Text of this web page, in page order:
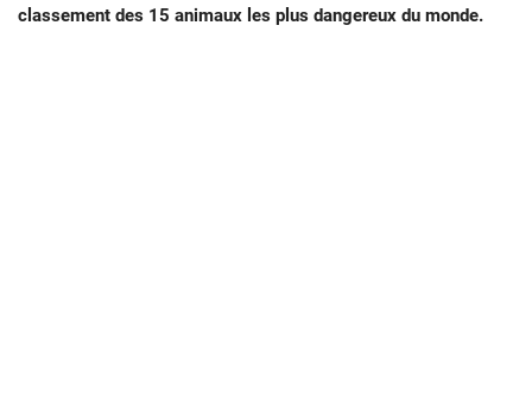
classement des 15 animaux les plus dangereux du monde.